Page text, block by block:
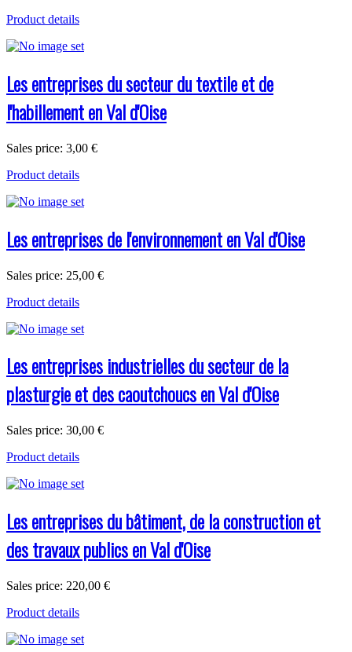
Product details
Les entreprises du secteur du textile et de
l'habillement en Val d'Oise
Sales price: 3,00 €
Product details
Les entreprises de l'environnement en Val d'Oise
Sales price: 25,00 €
Product details
Les entreprises industrielles du secteur de la
plasturgie et des caoutchoucs en Val d'Oise
Sales price: 30,00 €
Product details
Les entreprises du bâtiment, de la construction et
des travaux publics en Val d'Oise
Sales price: 220,00 €
Product details